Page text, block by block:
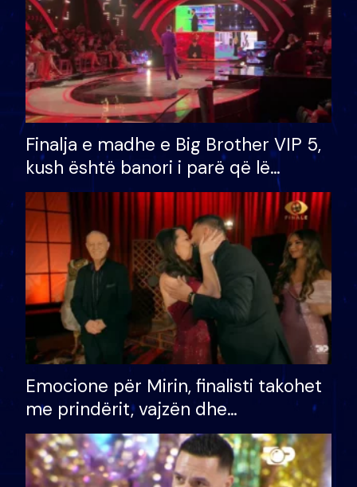
Finalja e madhe e Big Brother VIP 5,
kush është banori i parë që lë
shtëpinë dhe humb mundësinë për
të fituar çmimin e madh
Emocione për Mirin, finalisti takohet
me prindërit, vajzën dhe
bashkëshorten: S’kemi ndonjë letër
divorci apo jo?